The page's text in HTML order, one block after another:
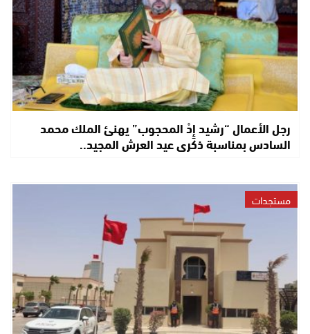
رجل الأعمال “رشيد إِدْ المحجوب” يهنئ الملك محمد
السادس بمناسبة ذكرى عيد العرش المجيد..
مستجدات